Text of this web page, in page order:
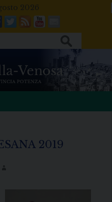
2026
Twitter
FeedsYoutube
Mail
2019